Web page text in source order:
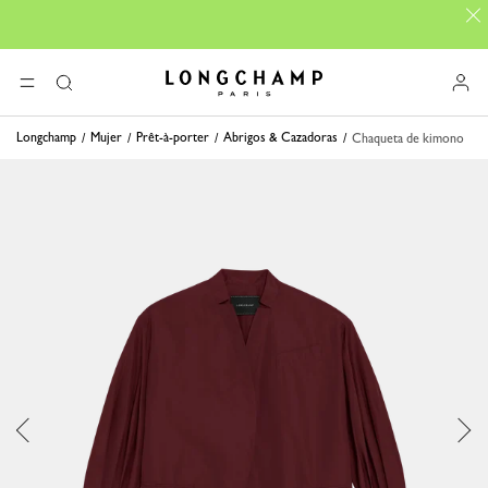
MENÚBuscar Longchamp - Home
Longchamp Mujer Prêt-à-porter Abrigos & Cazadoras Chaqueta de kimono